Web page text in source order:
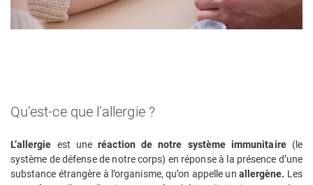
Qu’est-ce que l’allergie ?
L’allergie est une réaction de notre système immunitaire(le
système de défense de notre corps) en réponse à la présence d’une
substance étrangère à l’organisme, qu’on appelle un allergène. Les